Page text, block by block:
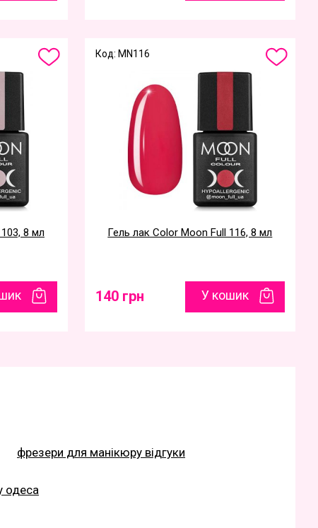
8 мл
Код: MN116
Гель лак Color Moon Full 116, 8 мл
140 грн У кошик
фрезери для манікюру відгуки
одеса